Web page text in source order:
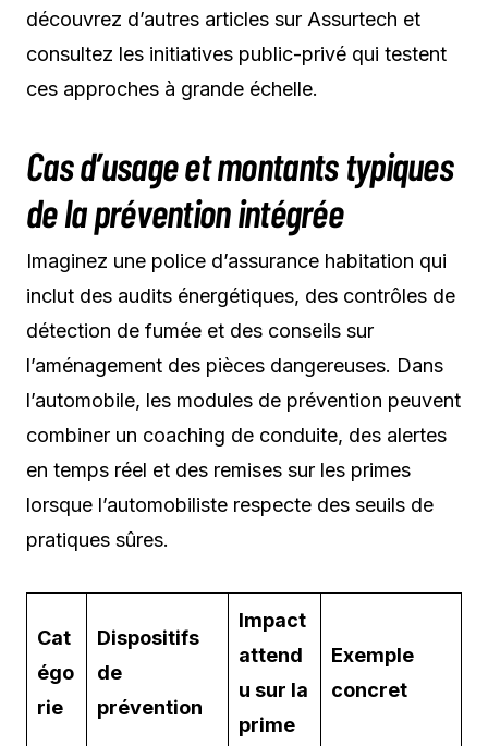
découvrez d’autres articles sur Assurtech et
consultez les initiatives public-privé qui testent
ces approches à grande échelle.
Cas d’usage et montants typiques
de la prévention intégrée
Imaginez une police d’assurance habitation qui
inclut des audits énergétiques, des contrôles de
détection de fumée et des conseils sur
l’aménagement des pièces dangereuses. Dans
l’automobile, les modules de prévention peuvent
combiner un coaching de conduite, des alertes
en temps réel et des remises sur les primes
lorsque l’automobiliste respecte des seuils de
pratiques sûres.
Cat
égo
rie
Dispositifs
de
prévention
Impact
attend
u sur la
prime
Exemple
concret